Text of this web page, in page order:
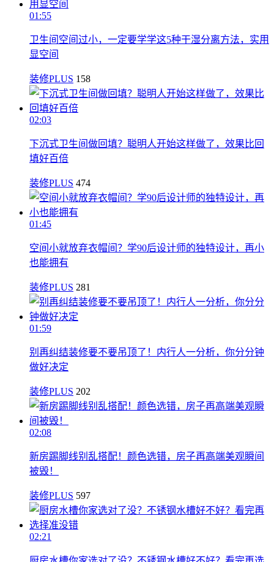
01:55
卫生间空间过小，一定要学学这5种干湿分离方法，实用
显空间
装修PLUS 158
02:03
下沉式卫生间做回填？聪明人开始这样做了，效果比回
填好百倍
装修PLUS 474
01:45
空间小就放弃衣帽间？学90后设计师的独特设计，再小
也能拥有
装修PLUS 281
01:59
别再纠结装修要不要吊顶了！内行人一分析，你分分钟
做好决定
装修PLUS 202
02:08
新房踢脚线别乱搭配！颜色选错，房子再高端美观瞬间
被毁！
装修PLUS 597
02:21